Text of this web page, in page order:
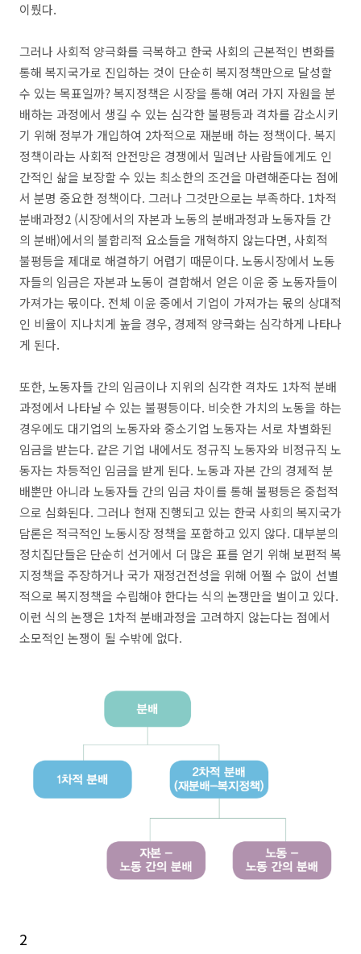
이뤘다.
그러나 사회적 양극화를 극복하고 한국 사회의 근본적인 변화를
통해 복지국가로 진입하는 것이 단순히 복지정책만으로 달성할
수 있는 목표일까? 복지정책은 시장을 통해 여러 가지 자원을 분
배하는 과정에서 생길 수 있는 심각한 불평등과 격차를 감소시키
기 위해 정부가 개입하여 2차적으로 재분배 하는 정책이다. 복지
정책이라는 사회적 안전망은 경쟁에서 밀려난 사람들에게도 인
간적인 삶을 보장할 수 있는 최소한의 조건을 마련해준다는 점에
서 분명 중요한 정책이다. 그러나 그것만으로는 부족하다. 1차적
분배과정2 (시장에서의 자본과 노동의 분배과정과 노동자들 간
의 분배)에서의 불합리적 요소들을 개혁하지 않는다면, 사회적
불평등을 제대로 해결하기 어렵기 때문이다. 노동시장에서 노동
자들의 임금은 자본과 노동이 결합해서 얻은 이윤 중 노동자들이
가져가는 몫이다. 전체 이윤 중에서 기업이 가져가는 몫의 상대적
인 비율이 지나치게 높을 경우, 경제적 양극화는 심각하게 나타나
게 된다.
또한, 노동자들 간의 임금이나 지위의 심각한 격차도 1차적 분배
과정에서 나타날 수 있는 불평등이다. 비슷한 가치의 노동을 하는
경우에도 대기업의 노동자와 중소기업 노동자는 서로 차별화된
임금을 받는다. 같은 기업 내에서도 정규직 노동자와 비정규직 노
동자는 차등적인 임금을 받게 된다. 노동과 자본 간의 경제적 분
배뿐만 아니라 노동자들 간의 임금 차이를 통해 불평등은 중첩적
으로 심화된다. 그러나 현재 진행되고 있는 한국 사회의 복지국가
담론은 적극적인 노동시장 정책을 포함하고 있지 않다. 대부분의
정치집단들은 단순히 선거에서 더 많은 표를 얻기 위해 보편적 복
지정책을 주장하거나 국가 재정건전성을 위해 어쩔 수 없이 선별
적으로 복지정책을 수립해야 한다는 식의 논쟁만을 벌이고 있다.
이런 식의 논쟁은 1차적 분배과정을 고려하지 않는다는 점에서
소모적인 논쟁이 될 수밖에 없다.
2